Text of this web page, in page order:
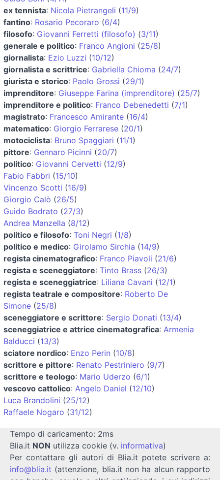
ex tennista: Nicola Pietrangeli (11/9)
fantino: Rosario Pecoraro (6/4)
filosofo: Giovanni Ferretti (filosofo) (3/11)
generale e politico: Franco Angioni (25/8)
giornalista: Ezio Luzzi (10/12)
giornalista e scrittrice: Gabriella Chioma (24/7)
giurista e storico: Paolo Grossi (29/1)
imprenditore: Giuseppe Farina (imprenditore) (25/7)
imprenditore e politico: Franco Debenedetti (7/1)
magistrato: Francesco Amirante (16/4)
matematico: Giorgio Ferrarese (20/1)
motociclista: Bruno Spaggiari (11/1)
pittore: Gennaro Picinni (20/7)
politico: Giovanni Cervetti (12/9)
Fabio Fabbri (15/10)
Vincenzo Scotti (16/9)
Giorgio Calò (26/5)
Guido Bodrato (27/3)
Andrea Manzella (8/12)
politico e filosofo: Toni Negri (1/8)
politico e medico: Girolamo Sirchia (14/9)
regista cinematografico: Franco Piavoli (21/6)
regista e sceneggiatore: Tinto Brass (26/3)
regista e sceneggiatrice: Liliana Cavani (12/1)
regista teatrale e compositore: Roberto De
Simone (25/8)
sceneggiatore e scrittore: Sergio Donati (13/4)
sceneggiatrice e attrice cinematografica: Armenia
Balducci (13/3)
sciatore nordico: Enzo Perin (10/8)
scrittore e pittore: Renato Pestriniero (9/7)
scrittore e teologo: Mario Uderzo (6/1)
vescovo cattolico: Angelo Daniel (12/10)
Luca Brandolini (25/12)
Raffaele Nogaro (31/12)
Tempo di caricamento: 2ms
Blia.it NON utilizza cookie (v. informativa)
Per contattare gli autori di Blia.it potete scrivere a:
info@blia.it (attenzione, blia.it non ha alcun rapporto